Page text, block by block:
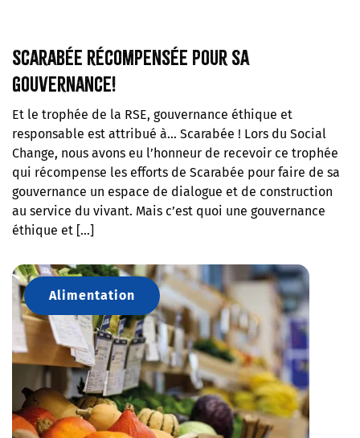
Scarabée récompensée pour sa
gouvernance!
Et le trophée de la RSE, gouvernance éthique et
responsable est attribué à… Scarabée ! Lors du Social
Change, nous avons eu l’honneur de recevoir ce trophée
qui récompense les efforts de Scarabée pour faire de sa
gouvernance un espace de dialogue et de construction
au service du vivant. Mais c’est quoi une gouvernance
éthique et […]
Alimentation